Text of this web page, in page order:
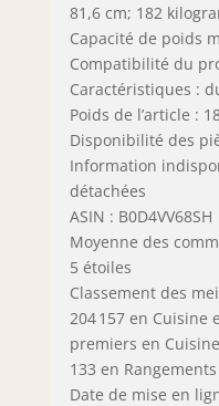
81,6 cm; 182
Capacité de poids
Compatibilité du
Caractéristiques :
Poids de l’article :
Disponibilité des
Information
détachées
ASIN : B0D4VV68SH
Moyenne des
5 étoiles
Classement des
204 157 en Cuisine
premiers en
133 en
Date de mise en